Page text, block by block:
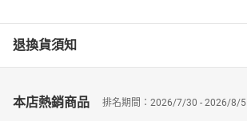
退換貨須知
本店熱銷商品 排名期間：2026/7/30 - 2026/8/5